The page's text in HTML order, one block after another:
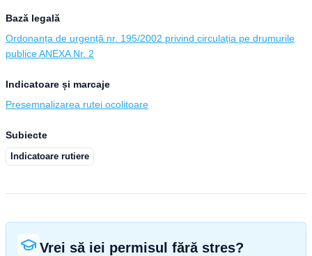
Bază legală
Ordonanța de urgență nr. 195/2002 privind circulația pe drumurile
publice ANEXA Nr. 2
Indicatoare și marcaje
Presemnalizarea rutei ocolitoare
Subiecte
Indicatoare rutiere
Vrei să iei permisul fără stres?